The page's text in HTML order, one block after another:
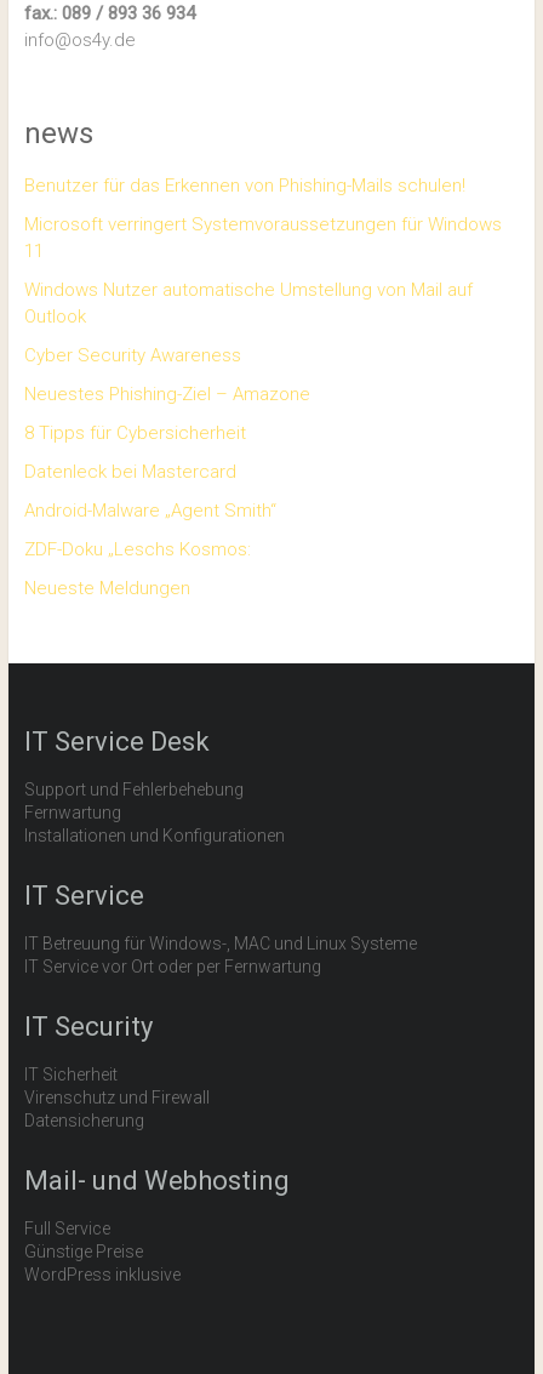
fax.: 089 / 893 36 934
info@os4y.de
news
Benutzer für das Erkennen von Phishing-Mails schulen!
Microsoft verringert Systemvoraussetzungen für Windows
11
Windows Nutzer automatische Umstellung von Mail auf
Outlook
Cyber Security Awareness
Neuestes Phishing-Ziel – Amazone
8 Tipps für Cybersicherheit
Datenleck bei Mastercard
Android-Malware „Agent Smith“
ZDF-Doku „Leschs Kosmos:
Neueste Meldungen
IT Service Desk
Support und Fehlerbehebung
Fernwartung
Installationen und Konfigurationen
IT Service
IT Betreuung für Windows-, MAC und Linux Systeme
IT Service vor Ort oder per Fernwartung
IT Security
IT Sicherheit
Virenschutz und Firewall
Datensicherung
Mail- und Webhosting
Full Service
Günstige Preise
WordPress inklusive